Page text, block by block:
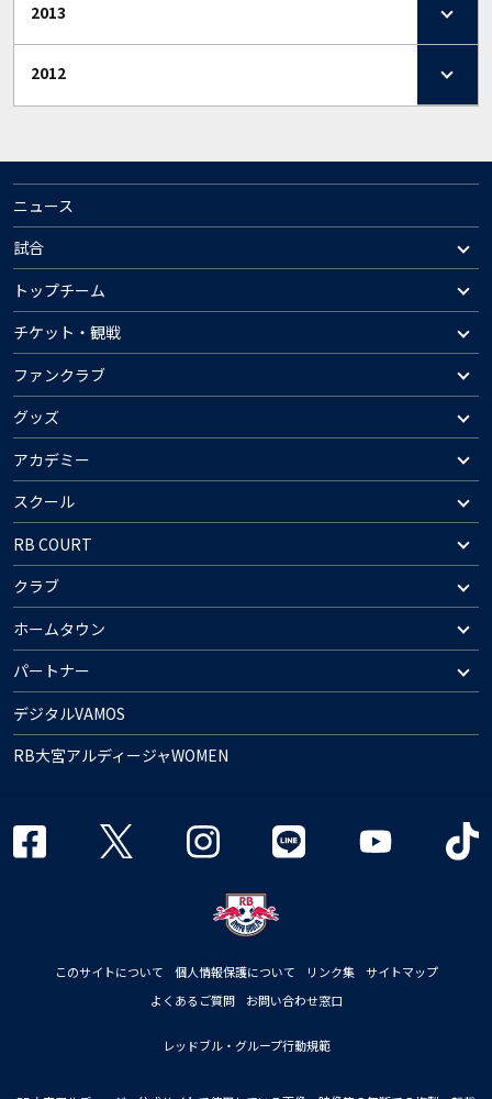
2013
2012
ニュース
試合
トップチーム
チケット・観戦
ファンクラブ
グッズ
アカデミー
スクール
RB COURT
クラブ
ホームタウン
パートナー
デジタルVAMOS
RB大宮アルディージャWOMEN
このサイトについて 個人情報保護について リンク集
サイトマップ
よくあるご質問
お問い合わせ窓口
レッドブル・グループ行動規範